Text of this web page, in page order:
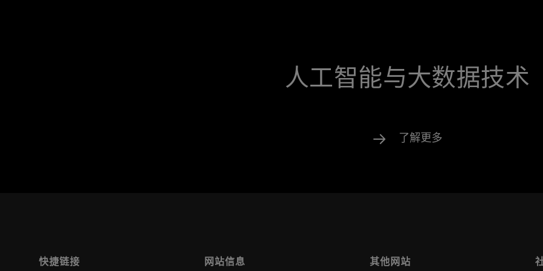
人工智能与大数据技术
了解更多
快捷链接 网站信息 其他网站